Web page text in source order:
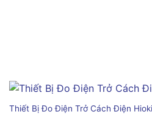
Thiết Bị Đo Điện Trở Cách Điện